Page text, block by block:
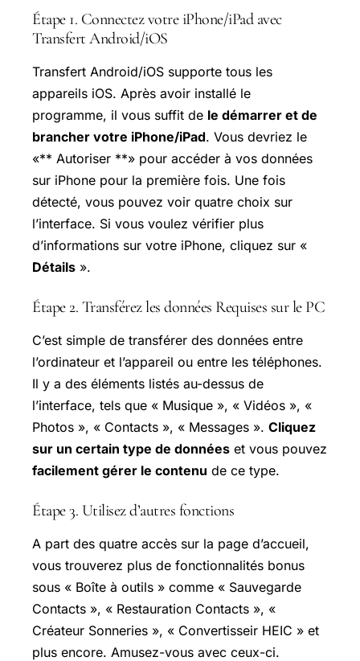
Étape 1. Connectez votre iPhone/iPad avec
Transfert Android/iOS
Transfert Android/iOS supporte tous les
appareils iOS. Après avoir installé le
programme, il vous suffit de le démarrer et de
brancher votre iPhone/iPad. Vous devriez le
«** Autoriser **» pour accéder à vos données
sur iPhone pour la première fois. Une fois
détecté, vous pouvez voir quatre choix sur
l’interface. Si vous voulez vérifier plus
d’informations sur votre iPhone, cliquez sur «
Détails ».
Étape 2. Transférez les données Requises sur le PC
C’est simple de transférer des données entre
l’ordinateur et l’appareil ou entre les téléphones.
Il y a des éléments listés au-dessus de
l’interface, tels que « Musique », « Vidéos », «
Photos », « Contacts », « Messages ». Cliquez
sur un certain type de données et vous pouvez
facilement gérer le contenu de ce type.
Étape 3. Utilisez d’autres fonctions
A part des quatre accès sur la page d’accueil,
vous trouverez plus de fonctionnalités bonus
sous « Boîte à outils » comme « Sauvegarde
Contacts », « Restauration Contacts », «
Créateur Sonneries », « Convertisseir HEIC » et
plus encore. Amusez-vous avec ceux-ci.